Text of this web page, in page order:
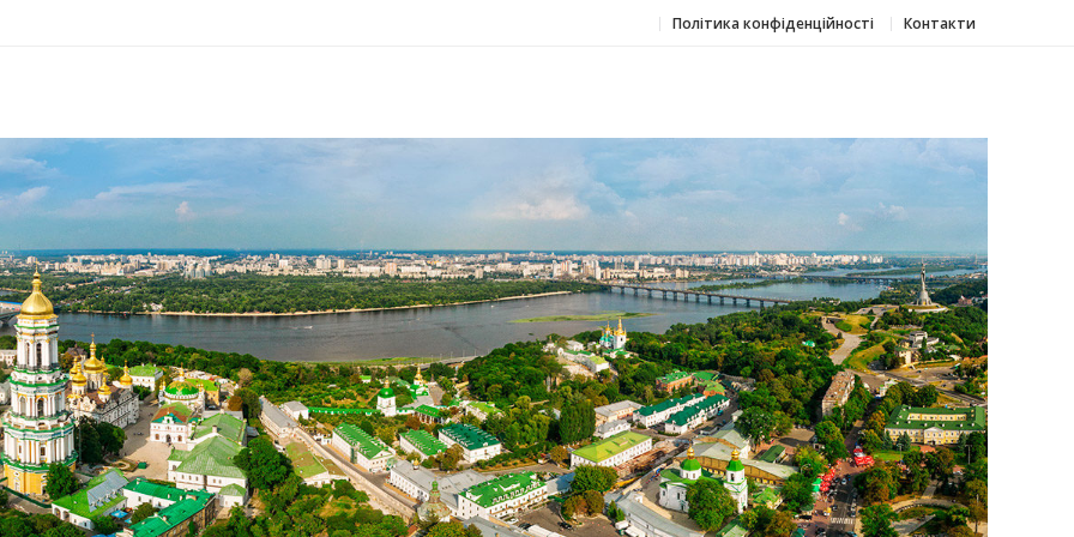
Політика конфіденційності Контакти